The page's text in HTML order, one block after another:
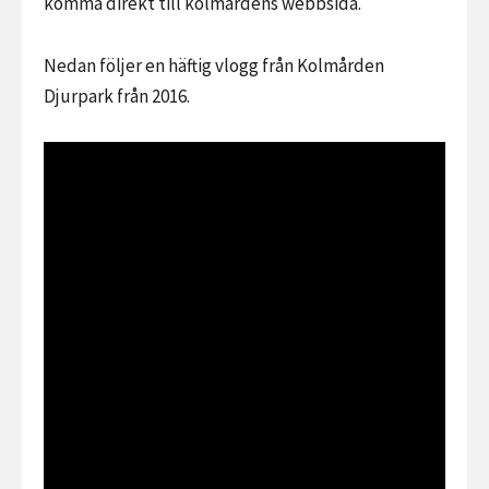
Nedan följer en häftig vlogg från Kolmården
Djurpark från 2016.